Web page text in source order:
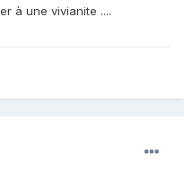
à une vivianite ....